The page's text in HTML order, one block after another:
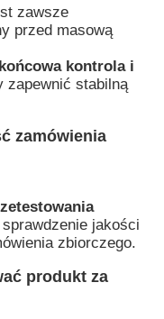
zawsze
przed masową
kontrola i
zapewnić stabilną
zamówienia
jakości
zbiorczego.
produkt za